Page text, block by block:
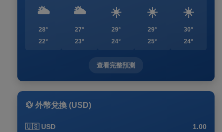
🌥️
28°
22°
🌥️
27°
23°
☀️
29°
24°
☀️
29°
25°
☀️
30°
24°
查看完整預測
💱 外幣兌換 (USD)
🇺🇸 USD 1.00